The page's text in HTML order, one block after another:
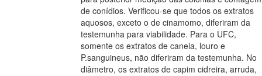
de conídios. Verificou-se que todos os extratos
aquosos, exceto o de cinamomo, diferiram da
testemunha para viabilidade. Para o UFC,
somente os extratos de canela, louro e
P.sanguineus, não diferiram da testemunha. No
diâmetro, os extratos de capim cidreira, arruda,